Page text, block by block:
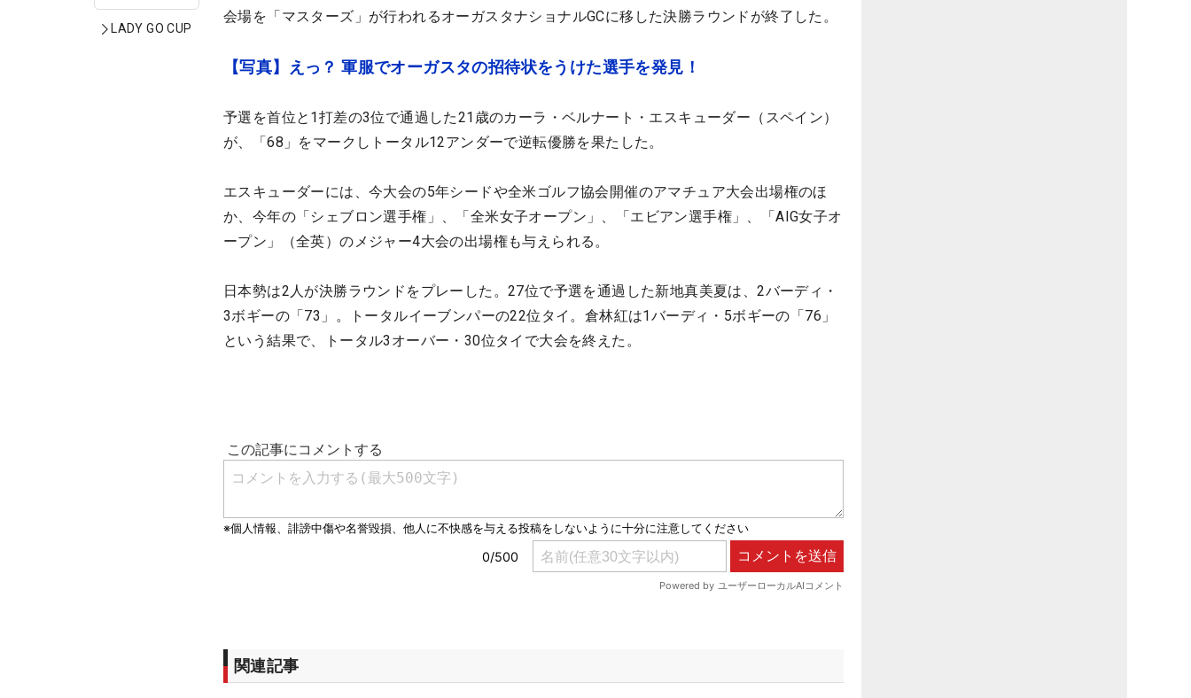
LADY GO CUP
会場を「マスターズ」が行われるオーガスタナショナルGCに移した決勝ラウンドが終了した。
【写真】えっ？ 軍服でオーガスタの招待状をうけた選手を発見！
予選を首位と1打差の3位で通過した21歳のカーラ・ベルナート・エスキューダー（スペイン）
が、「68」をマークしトータル12アンダーで逆転優勝を果たした。
エスキューダーには、今大会の5年シードや全米ゴルフ協会開催のアマチュア大会出場権のほ
か、今年の「シェブロン選手権」、「全米女子オープン」、「エビアン選手権」、「AIG女子オ
ープン」（全英）のメジャー4大会の出場権も与えられる。
日本勢は2人が決勝ラウンドをプレーした。27位で予選を通過した新地真美夏は、2バーディ・
3ボギーの「73」。トータルイーブンパーの22位タイ。倉林紅は1バーディ・5ボギーの「76」
という結果で、トータル3オーバー・30位タイで大会を終えた。
関連記事